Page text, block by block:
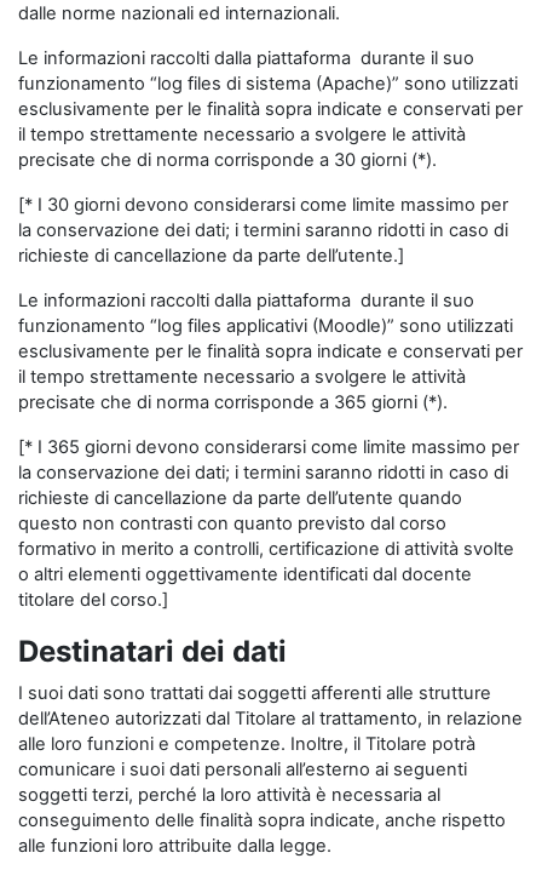
dalle norme nazionali ed internazionali.
Le informazioni raccolti dalla piattaforma durante il suo
funzionamento “log files di sistema (Apache)” sono utilizzati
esclusivamente per le finalità sopra indicate e conservati per
il tempo strettamente necessario a svolgere le attività
precisate che di norma corrisponde a 30 giorni (*).
[* I 30 giorni devono considerarsi come limite massimo per
la conservazione dei dati; i termini saranno ridotti in caso di
richieste di cancellazione da parte dell’utente.]
Le informazioni raccolti dalla piattaforma durante il suo
funzionamento “log files applicativi (Moodle)” sono utilizzati
esclusivamente per le finalità sopra indicate e conservati per
il tempo strettamente necessario a svolgere le attività
precisate che di norma corrisponde a 365 giorni (*).
[* I 365 giorni devono considerarsi come limite massimo per
la conservazione dei dati; i termini saranno ridotti in caso di
richieste di cancellazione da parte dell’utente quando
questo non contrasti con quanto previsto dal corso
formativo in merito a controlli, certificazione di attività svolte
o altri elementi oggettivamente identificati dal docente
titolare del corso.]
Destinatari dei dati
I suoi dati sono trattati dai soggetti afferenti alle strutture
dell’Ateneo autorizzati dal Titolare al trattamento, in relazione
alle loro funzioni e competenze. Inoltre, il Titolare potrà
comunicare i suoi dati personali all’esterno ai seguenti
soggetti terzi, perché la loro attività è necessaria al
conseguimento delle finalità sopra indicate, anche rispetto
alle funzioni loro attribuite dalla legge.